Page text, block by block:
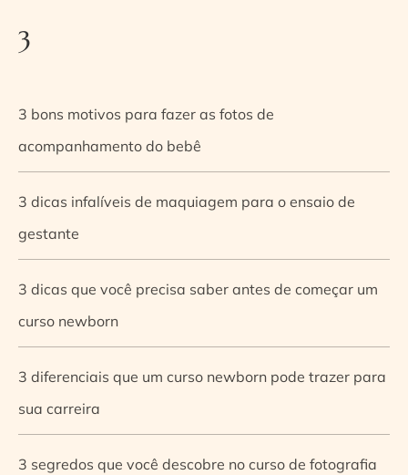
3
3 bons motivos para fazer as fotos de
acompanhamento do bebê
3 dicas infalíveis de maquiagem para o ensaio de
gestante
3 dicas que você precisa saber antes de começar um
curso newborn
3 diferenciais que um curso newborn pode trazer para
sua carreira
3 segredos que você descobre no curso de fotografia